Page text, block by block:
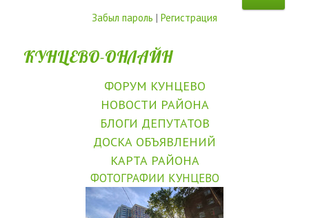
Забыл пароль | Регистрация
КУНЦЕВО-ОНЛАЙН
ФОРУМ КУНЦЕВО
НОВОСТИ РАЙОНА
БЛОГИ ДЕПУТАТОВ
ДОСКА ОБЪЯВЛЕНИЙ
КАРТА РАЙОНА
ФОТОГРАФИИ КУНЦЕВО